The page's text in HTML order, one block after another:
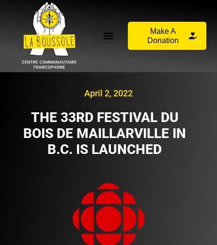
Make A
Donation
April 2, 2022
THE 33RD FESTIVAL DU
BOIS DE MAILLARVILLE IN
B.C. IS LAUNCHED